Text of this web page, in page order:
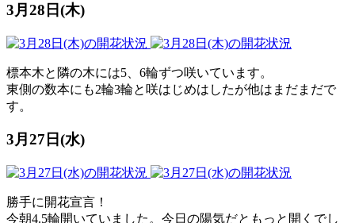
3月28日(木)
標本木と隣の木には5、6輪ずつ咲いています。
東側の数本にも2輪3輪と咲はじめはしたが他はまだまだで
す。
3月27日(水)
勝手に開花宣言！
今朝4.5輪開いていました。今日の陽気だともっと開くでし